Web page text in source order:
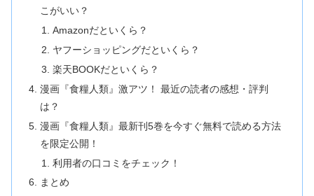
こがいい？
Amazonだといくら？
ヤフーショッピングだといくら？
楽天BOOKだといくら？
漫画『食糧人類』激アツ！ 最近の読者の感想・評判
は？
漫画『食糧人類』最新刊5巻を今すぐ無料で読める方法
を限定公開！
利用者の口コミをチェック！
まとめ